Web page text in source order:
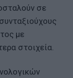
σε
με
στοιχεία.